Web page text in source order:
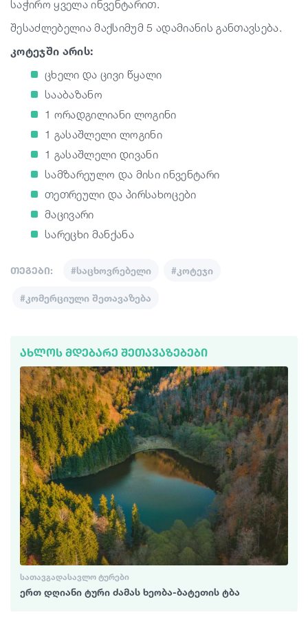
საჭირო ყველა ინვენტარით.
შესაძლებელია მაქსიმუმ 5 ადამიანის განთავსება.
კოტეჯში არის:
ცხელი და ცივი წყალი
სააბაზანო
1 ორადგილიანი ლოგინი
1 გასაშლელი ლოგინი
1 გასაშლელი დივანი
სამზარეულო და მისი ინვენტარი
თეთრეული და პირსახოცები
მაცივარი
სარეცხი მანქანა
თეგები: #საცხოვრებელი #კოტეჯი
#კომერციული შეთავაზება
ᲐᲮᲚᲝᲡ ᲛᲓᲔᲑᲐᲠᲔ ᲨᲔᲗᲐᲕᲐᲖᲔᲑᲔᲑᲘ
ᲡᲐᲗᲐᲕᲒᲐᲓᲐᲡᲐᲕᲚᲝ ᲢᲣᲠᲔᲑᲘ
ერთ დღიანი ტური ძამას ხეობა-ბატეთის ტბა